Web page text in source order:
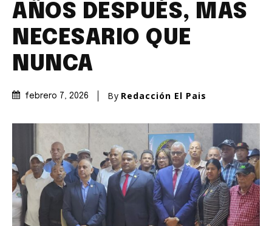
AÑOS DESPUÉS, MAS
NECESARIO QUE
NUNCA
febrero 7, 2026 By Redacción El Pais